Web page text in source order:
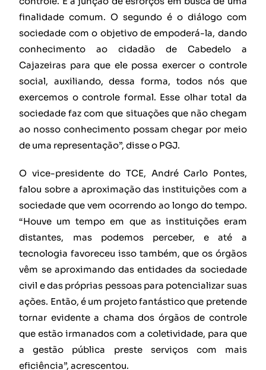
finalidade comum. O segundo é o diálogo com
sociedade com o objetivo de empoderá-la, dando
conhecimento ao cidadão de Cabedelo a
Cajazeiras para que ele possa exercer o controle
social, auxiliando, dessa forma, todos nós que
exercemos o controle formal. Esse olhar total da
sociedade faz com que situações que não chegam
ao nosso conhecimento possam chegar por meio
de uma representação”, disse o PGJ.
O vice-presidente do TCE, André Carlo Pontes,
falou sobre a aproximação das instituições com a
sociedade que vem ocorrendo ao longo do tempo.
“Houve um tempo em que as instituições eram
distantes, mas podemos perceber, e até a
tecnologia favoreceu isso também, que os órgãos
vêm se aproximando das entidades da sociedade
civil e das próprias pessoas para potencializar suas
ações. Então, é um projeto fantástico que pretende
tornar evidente a chama dos órgãos de controle
que estão irmanados com a coletividade, para que
a gestão pública preste serviços com mais
eficiência”, acrescentou.